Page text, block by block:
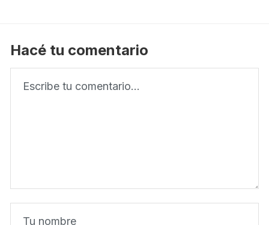
Hacé tu comentario